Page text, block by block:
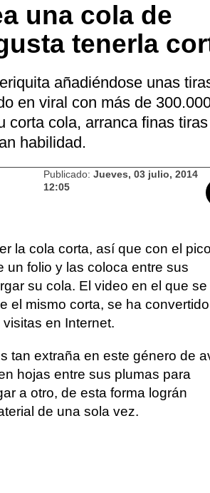
una cola de
tenerla
añadiéndose unas
en viral con más de
corta cola, arranca finas
habilidad.
Publicado:Jueves, 03 julio, 2014
12:05
la cola corta, así que con el pico
un folio y las coloca entre sus
su cola. El video en el que se
el mismo corta, se ha
en Internet.
tan extraña en este género de
hojas entre sus plumas para
a otro, de esta forma lográn
de una sola vez.